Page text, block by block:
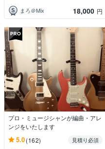
まろ＠Mix 18,000 円
プロ・ミュージシャンが編曲・アレ
ンジをいたします
5.0(162)
見積り必須